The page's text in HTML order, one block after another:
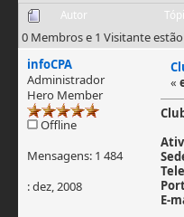
Autor
0 Membros e 1 Visitante
infoCPA
Administrador
Hero Member
Offline
Mensagens: 1 484
: dez, 2008
«
E-